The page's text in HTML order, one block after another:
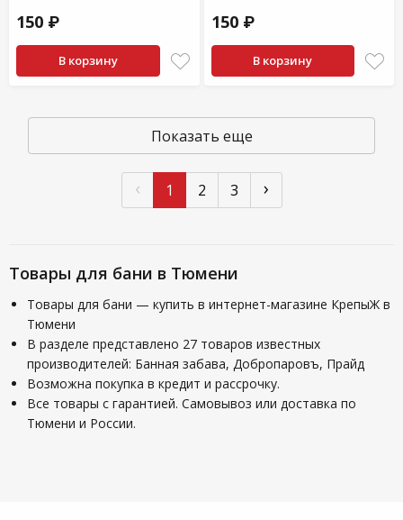
150 ₽
В корзину
150 ₽
В корзину
Показать еще
‹ 1 2 3 ›
Товары для бани в Тюмени
Товары для бани — купить в интернет-магазине КрепыЖ в
Тюмени
В разделе представлено 27 товаров известных
производителей: Банная забава, Добропаровъ, Прайд
Возможна покупка в кредит и рассрочку.
Все товары с гарантией. Самовывоз или доставка по
Тюмени и России.